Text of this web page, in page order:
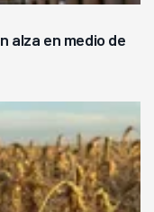
alza en medio de